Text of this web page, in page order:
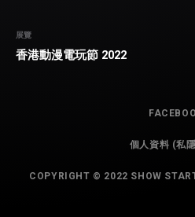
展覽
香港動漫電玩節 2022
個人資料 (私
COPYRIGHT © 2022 SHOW